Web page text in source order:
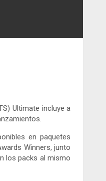
Ultimate incluye a
en paquetes
Winners, junto
los packs al mismo